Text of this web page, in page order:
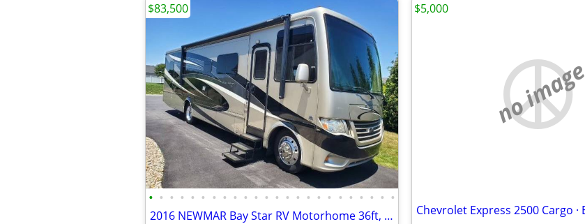
• • • • • • • • • • • • • • • • • • • • • • • •
2016 NEWMAR Bay Star RV Motorhome 36ft, 32K mi, Like New, Make Offer!
$83,500
no image
$5,000